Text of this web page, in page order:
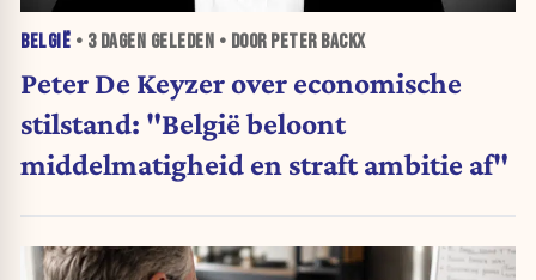
BELGIË • 3 DAGEN GELEDEN • DOOR PETER BACKX
Peter De Keyzer over economische
stilstand: "België beloont
middelmatigheid en straft ambitie af"